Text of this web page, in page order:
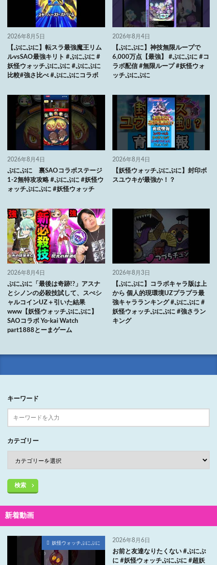
2026年8月5日
【ぷにぷに】転スラ最強魔王リム
ルvsSAO最強キリト #ぷにぷに #
妖怪ウォッチぷにぷに #ぷにぷに
比較#強さ比べ #ぷにぷにコラボ
2026年8月4日
【ぷにぷに】神技無限ループで
6,000万点【最強】 #ぷにぷに #コ
ラボ配信 #無限ループ #妖怪ウォ
ッチぷにぷに
2026年8月4日
ぷにぷに 裏SAOコラボステージ
1-2無特攻攻略 #ぷにぷに #妖怪ウ
ォッチぷにぷに #妖怪ウォッチ
2026年8月4日
【妖怪ウォッチぷにぷに】封印ボ
スユウキが最強か！？
2026年8月4日
ぷにぷに「最後は奇跡!?」アスナ
とシノンの必殺技試して、スぺシ
ャルコインUZ＋引いた結果
www【妖怪ウォッチぷにぷに】
SAOコラボ Yo-kai Watch
part1888とーまゲーム
2026年8月3日
【ぷにぷに】コラボキャラ版は上
から 個人的現環境UZプラプラ最
強キャラランキング #ぷにぷに #
妖怪ウォッチぷにぷに #強さラン
キング
キーワード
カテゴリー
検索
新着動画
妖怪ウォッチぷにぷに 2026年8月6日
お前と友達なりたくない #ぷにぷ
に #妖怪ウォッチぷにぷに #超妖